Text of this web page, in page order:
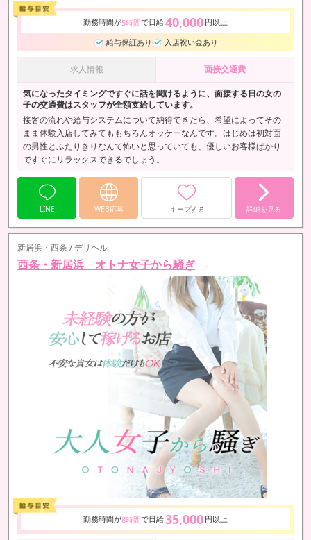
勤務時間が5時間で日給40,000 円以上
給与保証あり
入店祝い金あり
求人情報 面接交通費
気になったタイミングですぐに話を聞けるように、面接する日の女の
子の交通費はスタッフが全額支給しています。
接客の流れや給与システムについて納得できたら、希望によってその
まま体験入店してみてももちろんオッケーなんです。はじめは初対面
の男性とふたりきりなんて怖いと思っていても、優しいお客様ばかり
ですぐにリラックスできるでしょう。
LINE WEB応募 キープする 詳細を見る
新居浜・西条 / デリヘル
西条・新居浜 オトナ女子から騒ぎ
勤務時間が8時間で日給35,000 円以上